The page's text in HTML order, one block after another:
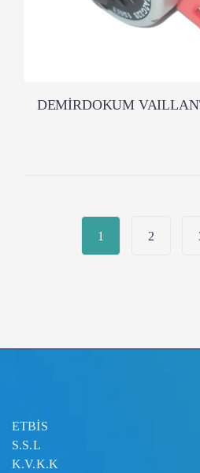
DEMİRDOKUM
1 2
ETBİS
S.S.L
K.V.K.K